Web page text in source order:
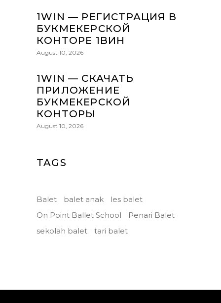
1WIN — РЕГИСТРАЦИЯ В
БУКМЕКЕРСКОЙ
КОНТОРЕ 1ВИН
August 10, 2026
1WIN — СКАЧАТЬ
ПРИЛОЖЕНИЕ
БУКМЕКЕРСКОЙ
КОНТОРЫ
August 10, 2026
TAGS
Balet balet anak
les balet
On Point Ballet School
Penari Balet
sekolah balet
tari balet